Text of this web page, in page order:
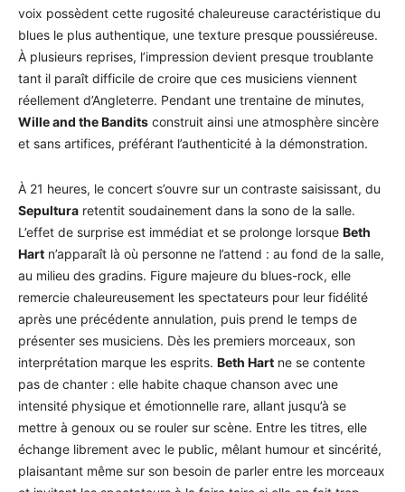
voix possèdent cette rugosité chaleureuse caractéristique du
blues le plus authentique, une texture presque poussiéreuse.
À plusieurs reprises, l’impression devient presque troublante
tant il paraît difficile de croire que ces musiciens viennent
réellement d’Angleterre. Pendant une trentaine de minutes,
Wille and the Bandits construit ainsi une atmosphère sincère
et sans artifices, préférant l’authenticité à la démonstration.
À 21 heures, le concert s’ouvre sur un contraste saisissant, du
Sepultura retentit soudainement dans la sono de la salle.
L’effet de surprise est immédiat et se prolonge lorsque Beth
Hart n’apparaît là où personne ne l’attend : au fond de la salle,
au milieu des gradins. Figure majeure du blues-rock, elle
remercie chaleureusement les spectateurs pour leur fidélité
après une précédente annulation, puis prend le temps de
présenter ses musiciens. Dès les premiers morceaux, son
interprétation marque les esprits. Beth Hart ne se contente
pas de chanter : elle habite chaque chanson avec une
intensité physique et émotionnelle rare, allant jusqu’à se
mettre à genoux ou se rouler sur scène. Entre les titres, elle
échange librement avec le public, mêlant humour et sincérité,
plaisantant même sur son besoin de parler entre les morceaux